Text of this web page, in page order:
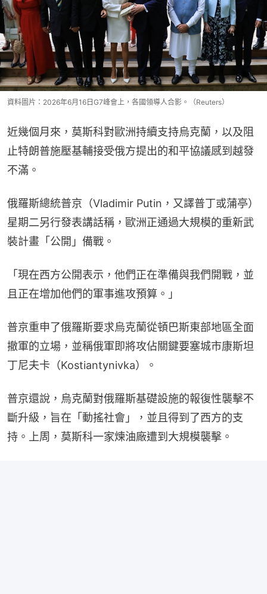
資料圖片：2026年6月16日G7峰會上，各國領導人合影。（Reuters）
近幾個月來，莫斯科對歐洲持續支持烏克蘭，以及阻
止特朗普施壓基輔接受俄方提出的和平協議感到越發
不滿。
俄羅斯總統普京（Vladimir Putin，又譯普丁或蒲亭）
星期二另行發表講話稱，歐洲正通過大規模的重新武
裝計畫「公開」備戰。
「現在西方公開表示，他們正在準備與我們開戰，並
且正在增加他們的軍事進攻預算。」
普京重申了俄羅斯要求烏克蘭從頓巴斯東部地區全面
撤軍的立場，並稱俄軍即將攻佔關鍵要塞城市康斯坦
丁尼夫卡（Kostiantynivka）。
普京還說，烏克蘭對俄羅斯基礎設施的報復性襲擊不
斷升級，旨在「動搖社會」，並且得到了西方的支
持。上周，莫斯科一家煉油廠遭到大規模襲擊。